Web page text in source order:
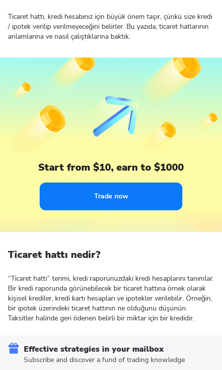
Ticaret hattı, kredi hesabınız için büyük önem taşır, çünkü size kredi
/ ipotek verilip verilmeyeceğini belirler. Bu yazıda, ticaret hatlarının
anlamlarına ve nasıl çalıştıklarına baktık.
Start from $10, earn to $1000
Trade now
Ticaret hattı nedir?
“Ticaret hattı” terimi, kredi raporunuzdaki kredi hesaplarını tanımlar.
Bir kredi raporunda görünebilecek bir ticaret hattına örnek olarak
kişisel krediler, kredi kartı hesapları ve ipotekler verilebilir. Örneğin,
bir ipotek üzerindeki ticaret hattının ne olduğunu düşünün.
Taksitler halinde geri ödenen belirli bir miktar için bir kredidir.
Effective strategies in your mailbox
Subscribe and discover a fund of trading knowledge